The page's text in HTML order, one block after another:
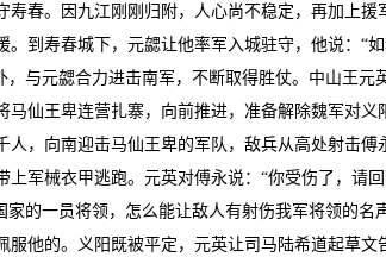
春。因九江刚刚归附，人心尚不稳定，再加上援
到寿春城下，元勰让他率军入城驻守，他说：“
与元勰合力进击南军，不断取得胜仗。中山王元
仙王卑连营扎寨，向前推进，准备解除魏军对义
，向南迎击马仙王卑的军队，敌兵从高处射击傅
军械衣甲逃跑。元英对傅永说：“你受伤了，请
的一员将领，怎么能让敌人有射伤我军将领的名
他的。义阳既被平定，元英让司马陆希道起草文